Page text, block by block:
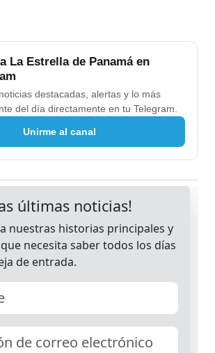
La Estrella de Panamá en
destacadas, alertas y lo más
del día directamente en tu Telegram.
Unirme al canal